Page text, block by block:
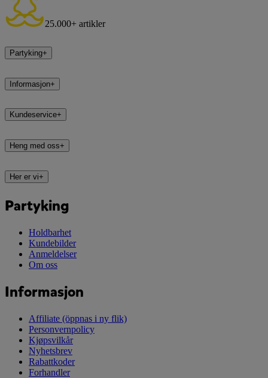
25.000+ artikler
Partyking+
Informasjon+
Kundeservice+
Heng med oss+
Her er vi+
Partyking
Holdbarhet
Kundebilder
Anmeldelser
Om oss
Informasjon
Affiliate (öppnas i ny flik)
Personvernpolicy
Kjøpsvilkår
Nyhetsbrev
Rabattkoder
Forhandler